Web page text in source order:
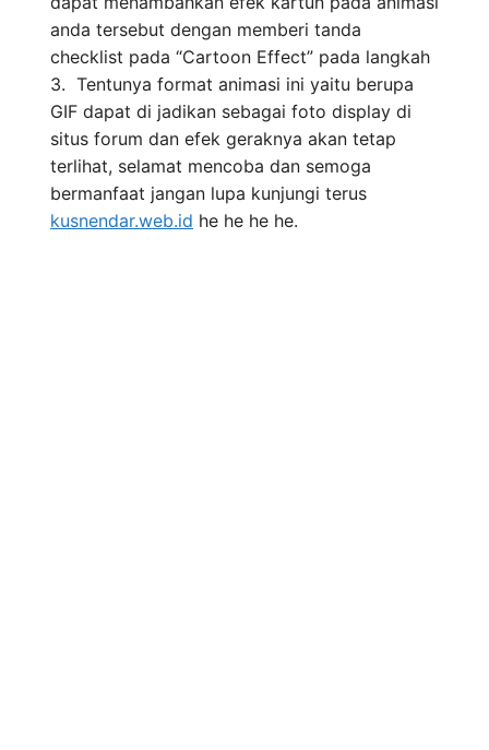
anda tersebut dengan memberi tanda
checklist pada “Cartoon Effect” pada langkah
3. Tentunya format animasi ini yaitu berupa
GIF dapat di jadikan sebagai foto display di
situs forum dan efek geraknya akan tetap
terlihat, selamat mencoba dan semoga
bermanfaat jangan lupa kunjungi terus
kusnendar.web.id he he he he.